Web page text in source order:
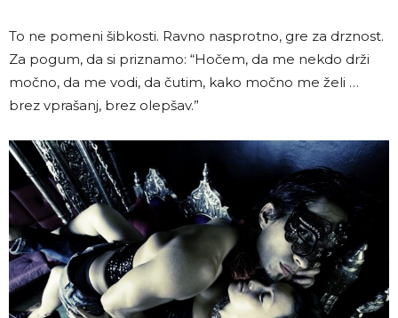
To ne pomeni šibkosti. Ravno nasprotno, gre za drznost.
Za pogum, da si priznamo: “Hočem, da me nekdo drži
močno, da me vodi, da čutim, kako močno me želi …
brez vprašanj, brez olepšav.”